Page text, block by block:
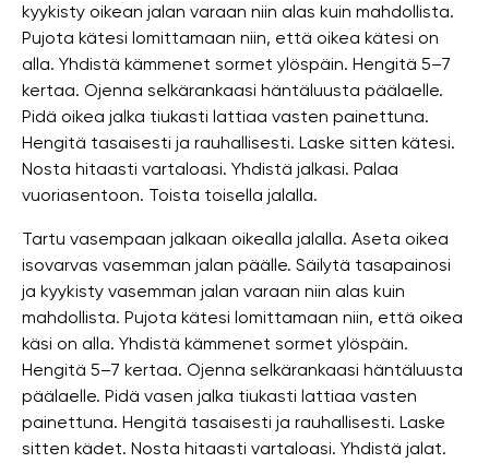
kyykisty oikean jalan varaan niin alas kuin mahdollista.
Pujota kätesi lomittamaan niin, että oikea kätesi on
alla. Yhdistä kämmenet sormet ylöspäin. Hengitä 5–7
kertaa. Ojenna selkärankaasi häntäluusta päälaelle.
Pidä oikea jalka tiukasti lattiaa vasten painettuna.
Hengitä tasaisesti ja rauhallisesti. Laske sitten kätesi.
Nosta hitaasti vartaloasi. Yhdistä jalkasi. Palaa
vuoriasentoon. Toista toisella jalalla.
Tartu vasempaan jalkaan oikealla jalalla. Aseta oikea
isovarvas vasemman jalan päälle. Säilytä tasapainosi
ja kyykisty vasemman jalan varaan niin alas kuin
mahdollista. Pujota kätesi lomittamaan niin, että oikea
käsi on alla. Yhdistä kämmenet sormet ylöspäin.
Hengitä 5–7 kertaa. Ojenna selkärankaasi häntäluusta
päälaelle. Pidä vasen jalka tiukasti lattiaa vasten
painettuna. Hengitä tasaisesti ja rauhallisesti. Laske
sitten kädet. Nosta hitaasti vartaloasi. Yhdistä jalat.